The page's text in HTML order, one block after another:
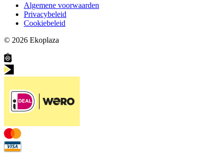
Algemene voorwaarden
Privacybeleid
Cookiebeleid
© 2026 Ekoplaza